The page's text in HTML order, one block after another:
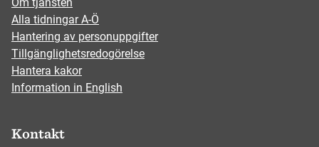
Alla tidningar A-Ö
Hantering av personuppgifter
Tillgänglighetsredogörelse
Hantera kakor
Information in English
Kontakt